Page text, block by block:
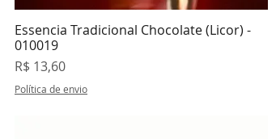
Visualização rápida
Essencia Tradicional Chocolate (Licor) -
010019
Preço
R$ 13,60
Política de envio